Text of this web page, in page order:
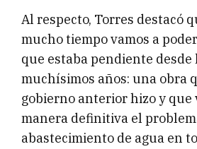
Al respecto, Torres destacó
mucho tiempo vamos a
que estaba pendiente desde
muchísimos años: una obra
gobierno anterior hizo y que
manera definitiva el
abastecimiento de agua en